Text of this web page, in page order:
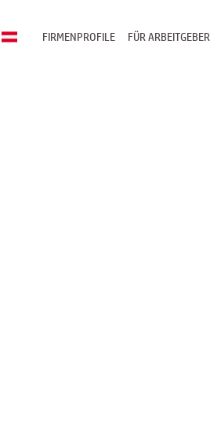
FÜR ARBEITGEBER
FIRMENPROFILE